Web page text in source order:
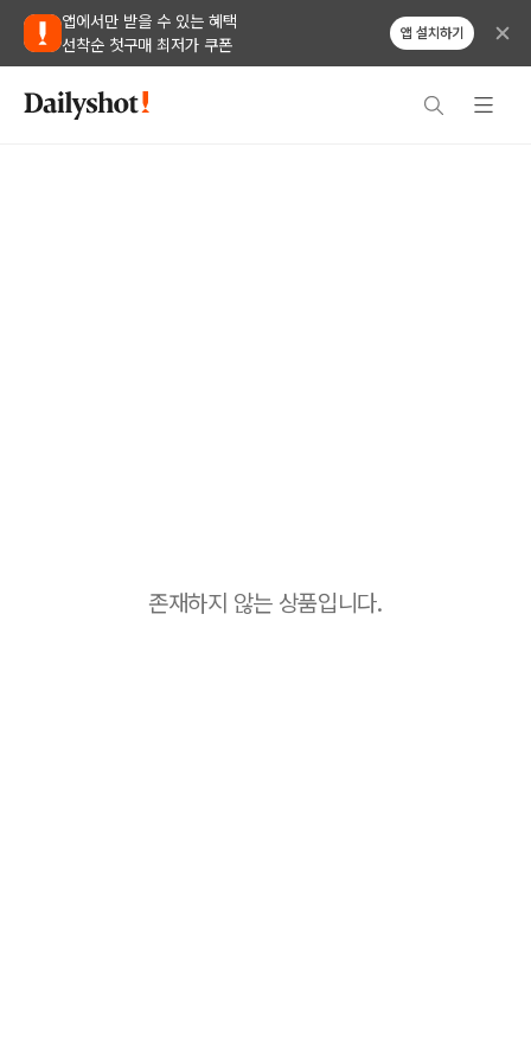
앱에서만 받을 수 있는 혜택
선착순 첫구매 최저가 쿠폰
앱 설치하기
존재하지 않는 상품입니다.